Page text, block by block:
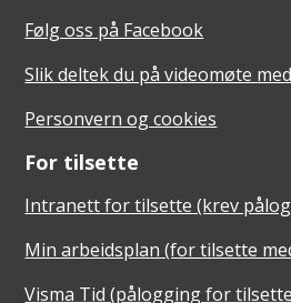
Følg oss på Facebook
Slik deltek du på videomøte
Personvern og cookies
For tilsette
Intranett for tilsette (krev
Min arbeidsplan (for tilsette
Visma Tid (pålogging for